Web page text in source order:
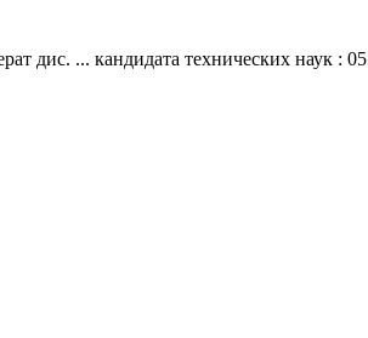
дис. ... кандидата технических наук :